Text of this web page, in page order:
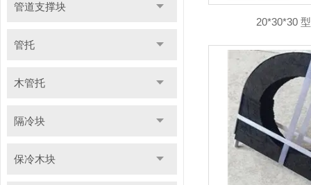
管道支撑块
管托
木管托
隔冷块
保冷木块
20*30*30